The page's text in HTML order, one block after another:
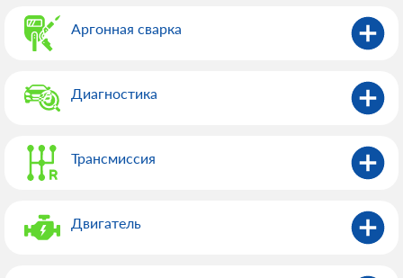
Аргонная сварка
Диагностика
Трансмиссия
Двигатель